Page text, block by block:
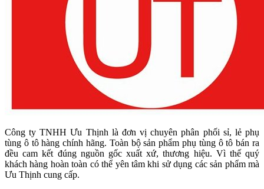
Công ty TNHH Ưu Thịnh là đơn vị chuyên phân phối sỉ, lẻ phụ
tùng ô tô hàng chính hãng. Toàn bộ sản phẩm phụ tùng ô tô bán ra
đều cam kết đúng nguồn gốc xuất xứ, thương hiệu. Vì thế quý
khách hàng hoàn toàn có thể yên tâm khi sử dụng các sản phẩm mà
Ưu Thịnh cung cấp.